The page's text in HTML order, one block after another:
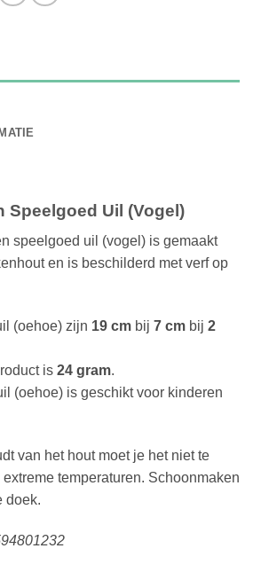
Speelgoed Uil (Vogel)
speelgoed uil (vogel) is gemaakt
en is beschilderd met verf op
(oehoe) zijn 19 cm bij 7 cm bij 2
is 24 gram.
(oehoe) is geschikt voor kinderen
van het hout moet je het niet te
temperaturen. Schoonmaken
doek.